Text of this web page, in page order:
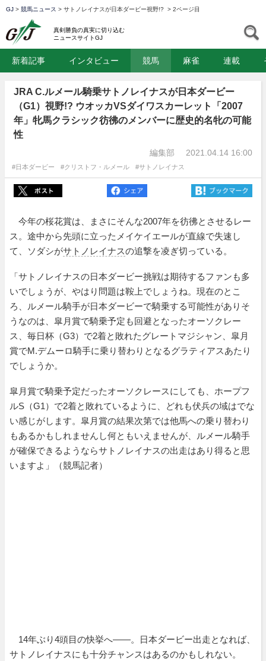
GJ > 競馬ニュース > サトノレイナスが日本ダービー視野!? > 2ページ目
真剣勝負の真実に切り込む
ニュースサイトGJ
新着記事 インタビュー 競馬 麻雀 連載
JRA C.ルメール騎乗サトノレイナスが日本ダービー
（G1）視野!? ウオッカVSダイワスカーレット「2007
年」牝馬クラシック彷彿のメンバーに歴史的名牝の可能
性
編集部 2021.04.14 16:00
#日本ダービー #クリストフ・ルメール #サトノレイナス
今年の桜花賞は、まさにそんな2007年を彷彿とさせるレー
ス。途中から先頭に立ったメイケイエールが直線で失速し
て、ソダシがサトノレイナスの追撃を凌ぎ切っている。
「サトノレイナスの日本ダービー挑戦は期待するファンも多
いでしょうが、やはり問題は鞍上でしょうね。現在のとこ
ろ、ルメール騎手が日本ダービーで騎乗する可能性がありそ
うなのは、皐月賞で騎乗予定も回避となったオーソクレー
ス、毎日杯（G3）で2着と敗れたグレートマジシャン、皐月
賞でM.デムーロ騎手に乗り替わりとなるグラティアスあたり
でしょうか。
皐月賞で騎乗予定だったオーソクレースにしても、ホープフ
ルS（G1）で2着と敗れているように、どれも伏兵の域はでな
い感じがします。皐月賞の結果次第では他馬への乗り替わり
もあるかもしれませんし何ともいえませんが、ルメール騎手
が確保できるようならサトノレイナスの出走はあり得ると思
いますよ」（競馬記者）
14年ぶり4頭目の快挙へ――。日本ダービー出走となれば、
サトノレイナスにも十分チャンスはあるのかもしれない。